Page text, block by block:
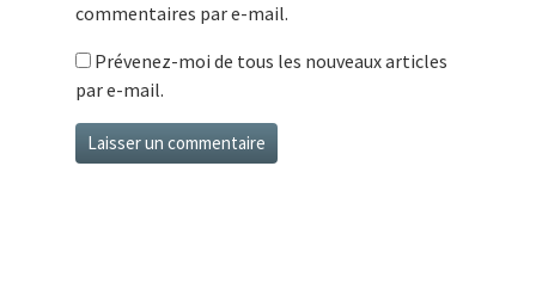
commentaires par e-mail.
Prévenez-moi de tous les nouveaux articles
par e-mail.